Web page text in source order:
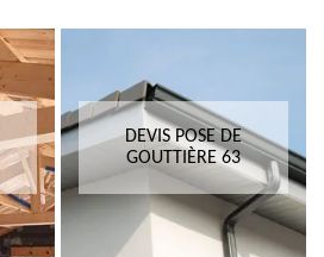
DEVIS POSE DE
GOUTTIÈRE 63